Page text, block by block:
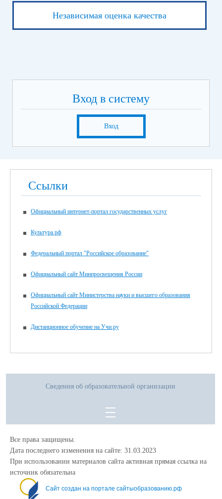
Независимая оценка качества
Вход в систему
Вход
Ссылки
Официальный интернет-портал государственных услуг
Культура.рф
Федеральный портал "Российское образование"
Официальный сайт Минпросвещения России
Официальный сайт Министерства науки и высшего образования
Российской Федерации
Дистанционное обучение на Учи.ру
Сведения об образовательной организации
Все права защищены.
Дата последнего изменения на сайте: 31.03.2023
При использовании материалов сайта активная прямая ссылка на
источник обязательна
Сайт создан на портале сайтыобразованию.рф